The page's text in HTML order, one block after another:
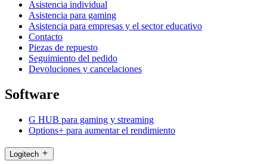
Asistencia individual
Asistencia para gaming
Asistencia para empresas y el sector educativo
Contacto
Piezas de repuesto
Seguimiento del pedido
Devoluciones y cancelaciones
Software
G HUB para gaming y streaming
Options+ para aumentar el rendimiento
Logitech